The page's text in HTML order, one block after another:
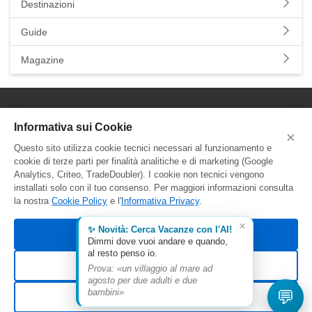
×
Informativa sui Cookie
Questo sito utilizza cookie tecnici necessari al funzionamento e
cookie di terze parti per finalità analitiche e di marketing (Google
Analytics, Criteo, TradeDoubler). I cookie non tecnici vengono
installati solo con il tuo consenso. Per maggiori informazioni consulta
la nostra Cookie Policy e l' Informativa Privacy.
Accetta tutti
Rifiuta non essenziali
💬
✨ Novità: Cerca Vacanze con l'AI!
Dimmi dove vuoi andare e quando,
al resto penso io.
Prova: «un villaggio al mare ad
agosto per due adulti e due
bambini»
×
Vere e proprie oasi di paradiso dove trascorrere piacevoli giornate
all'insegna del relax totale, dimenticandoti lo stress della città,
gustando
e divertendoti con la migliore
offerte last minute
con YallaYalla e parti senza pensieri per la tua vacanza italiana in
Destinazioni
Guide
Magazine
YallaYalla - DICA Srl
Sede Legale e Agenzia al Pubblico:
Viale Adriatico 127 - 00141 Roma
P.Iva e C.F. IT13366331000
Aut. Reg. Lazio Prot. GR744549
© 2026 YallaYalla. Tutti i diritti riservati.
Privacy Gestisci preferenze cookie